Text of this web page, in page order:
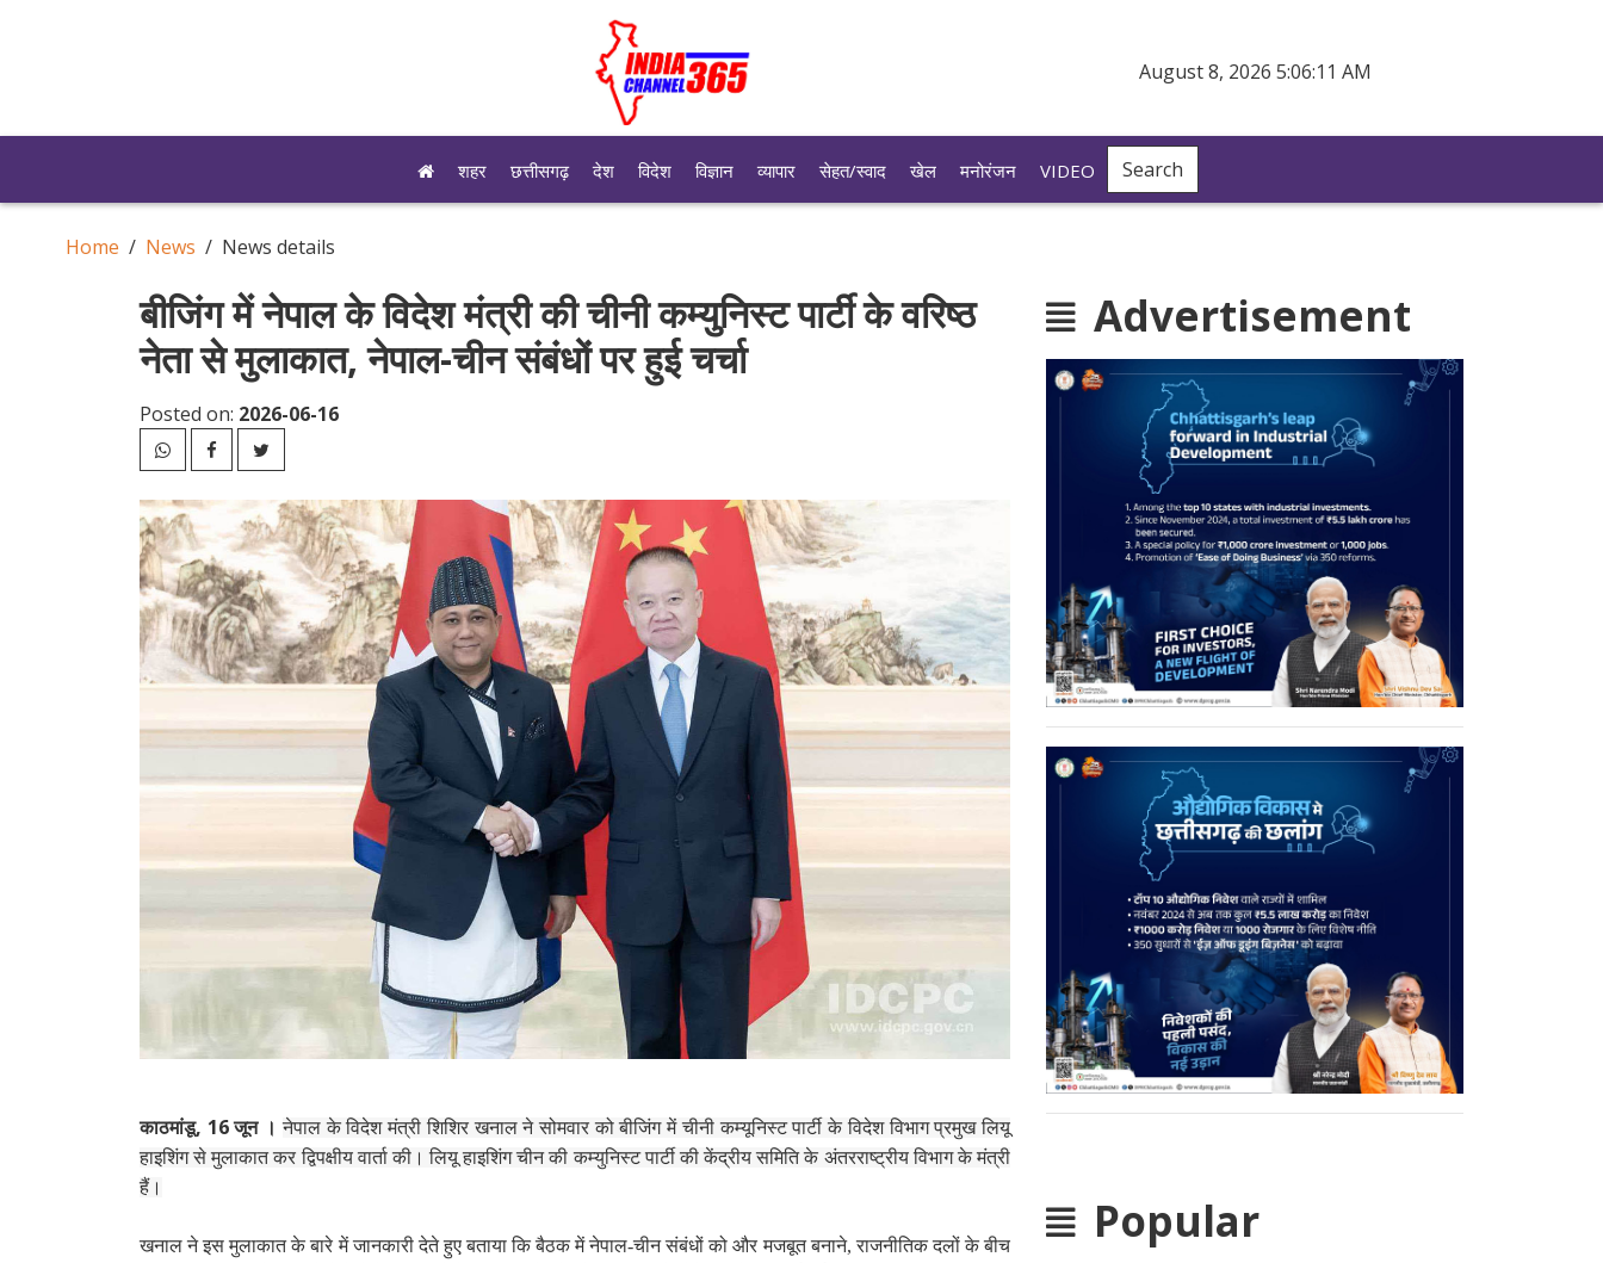
August 8, 2026 5:06:12 AM
शहर छत्तीसगढ़ देश विदेश विज्ञान व्यापार सेहत/स्वाद खेल मनोरंजन VIDEO Search
Home News News details
बीजिंग में नेपाल के विदेश मंत्री की चीनी कम्युनिस्ट पार्टी के वरिष्ठ
नेता से मुलाकात, नेपाल-चीन संबंधों पर हुई चर्चा
Posted on: 2026-06-16
काठमांडू, 16 जून ।नेपाल के विदेश मंत्री शिशिर खनाल ने सोमवार को बीजिंग में चीनी कम्यूनिस्ट पार्टी के विदेश विभाग प्रमुख लियू
हाइशिंग से मुलाकात कर द्विपक्षीय वार्ता की। लियू हाइशिंग चीन की कम्युनिस्ट पार्टी की केंद्रीय समिति के अंतरराष्ट्रीय विभाग के मंत्री
हैं।
खनाल ने इस मुलाकात के बारे में जानकारी देते हुए बताया कि बैठक में नेपाल-चीन संबंधों को और मजबूत बनाने, राजनीतिक दलों के बीच
Advertisement
Popular